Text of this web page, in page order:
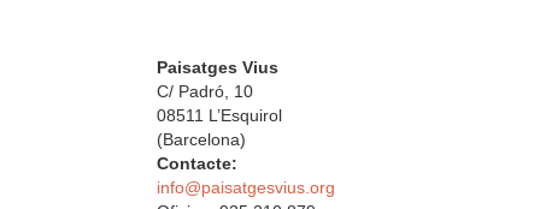
Paisatges Vius
C/ Padró, 10
08511 L’Esquirol
(Barcelona)
Contacte:
info@paisatgesvius.org